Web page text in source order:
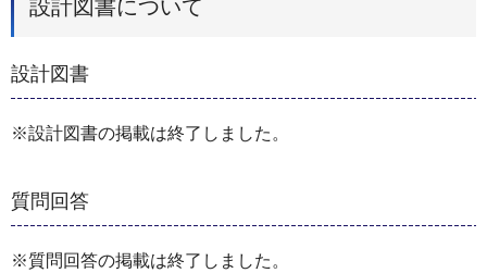
設計図書について
設計図書
※設計図書の掲載は終了しました。
質問回答
※質問回答の掲載は終了しました。